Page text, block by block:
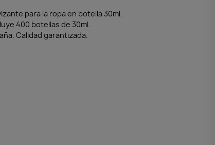
para la ropa en botella 30ml.
400 botellas de 30ml.
Calidad garantizada.